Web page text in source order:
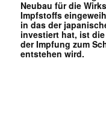
Neubau für die
Impfstoffs
in das der
investiert hat, ist
der Impfung zum
entstehen wird.